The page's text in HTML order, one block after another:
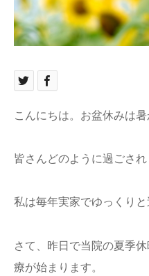
こんにちは。お盆休みは暑
皆さんどのように過ごされ
私は毎年実家でゆっくりと
さて、昨日で当院の夏季
療が始まります。
ブログ
お問い合わせ